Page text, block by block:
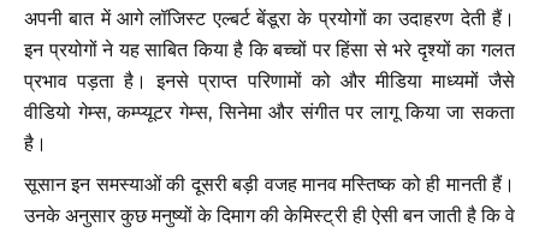
अपनी बात में आगे लॉजिस्ट एल्बर्ट बेंडूरा के प्रयोगों का उदाहरण देती हैं।
इन प्रयोगों ने यह साबित किया है कि बच्चों पर हिंसा से भरे दृश्यों का गलत
प्रभाव पड़ता है। इनसे प्राप्त परिणामों को और मीडिया माध्यमों जैसे
वीडियो गेम्स, कम्प्यूटर गेम्स, सिनेमा और संगीत पर लागू किया जा सकता
है।
सूसान इन समस्याओं की दूसरी बड़ी वजह मानव मस्तिष्क को ही मानती हैं।
उनके अनुसार कुछ मनुष्यों के दिमाग की केमिस्ट्री ही ऐसी बन जाती है कि वे